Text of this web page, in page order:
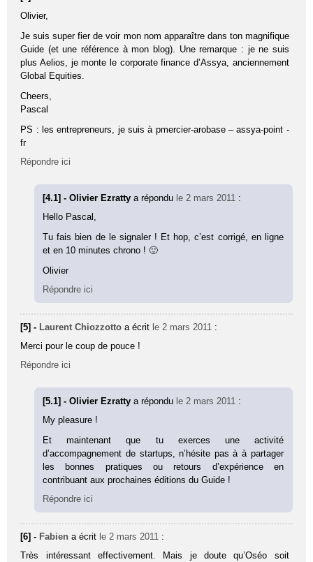
Olivier,
Je suis super fier de voir mon nom apparaître dans ton magnifique
Guide (et une référence à mon blog). Une remarque : je ne suis
plus Aelios, je monte le corporate finance d’Assya, anciennement
Global Equities.
Cheers,
Pascal
PS : les entrepreneurs, je suis à pmercier-arobase – assya-point -
fr
Répondre ici
[4.1] - Olivier Ezrattya répondu le 2 mars 2011 :
Hello Pascal,
Tu fais bien de le signaler ! Et hop, c’est corrigé, en ligne
et en 10 minutes chrono ! 🙂
Olivier
Répondre ici
[5] - Laurent Chiozzotto a écrit le 2 mars 2011 :
Merci pour le coup de pouce !
Répondre ici
[5.1] - Olivier Ezrattya répondu le 2 mars 2011 :
My pleasure !
Et maintenant que tu exerces une activité
d’accompagnement de startups, n’hésite pas à à partager
les bonnes pratiques ou retours d’expérience en
contribuant aux prochaines éditions du Guide !
Répondre ici
[6] - Fabien a écrit le 2 mars 2011 :
Très intéressant effectivement. Mais je doute qu’Oséo soit